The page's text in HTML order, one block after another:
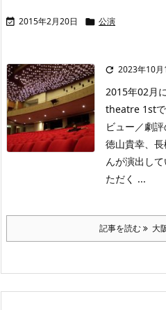
 2015年2月20日  公演
 2023年10月
2015年02月
theatre 1stで
ビュー／劇
徳山貴幸、
んが演出し
ただく ...
記事を読む 大